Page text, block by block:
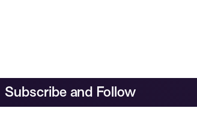
Subscribe and Follow